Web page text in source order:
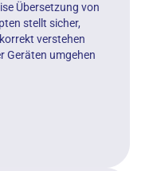
Übersetzung von
stellt sicher,
verstehen
Geräten umgehen